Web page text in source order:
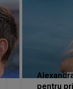
pentru